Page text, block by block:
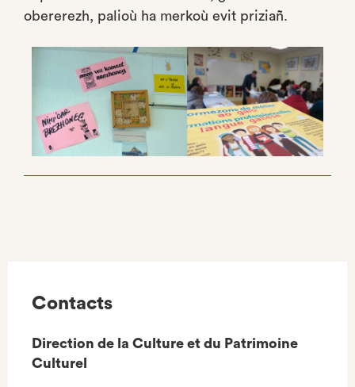
obererezh, palioù ha merkoù evit priziañ.
Contacts
Direction de la Culture et du Patrimoine
Culturel